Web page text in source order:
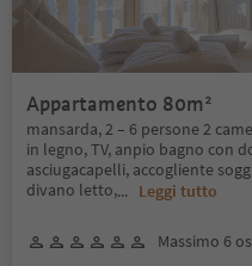
Appartamento 80m²
mansarda, 2 – 6 persone 2
in legno, TV, anpio bagno con
asciugacapelli, accogliente
divano letto,... Leggi tutto
Massimo 6